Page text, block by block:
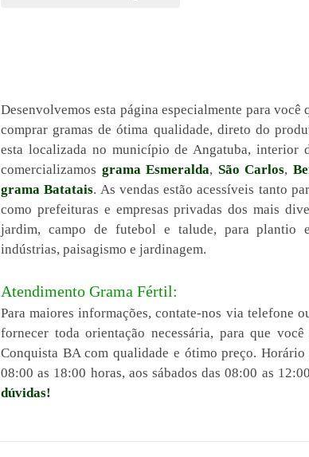
Desenvolvemos esta página especialmente para
comprar gramas de ótima qualidade, direto do
esta localizada no município de Angatuba, interior
comercializamos grama Esmeralda, São Carlos,
grama Batatais. As vendas estão acessíveis tanto
como prefeituras e empresas privadas dos mais
jardim, campo de futebol e talude, para plantio
indústrias, paisagismo e jardinagem.
Atendimento Grama Fértil:
Para maiores informações, contate-nos via telefone
fornecer toda orientação necessária, para que
Conquista BA com qualidade e ótimo preço.
08:00 as 18:00 horas, aos sábados das 08:00 as
dúvidas!